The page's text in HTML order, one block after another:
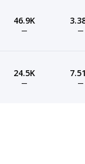
46.9K
— —
24.5K
— —